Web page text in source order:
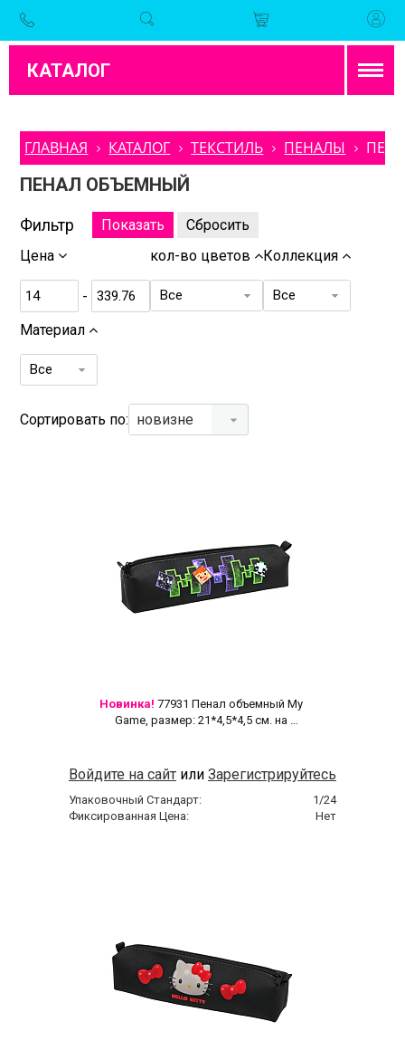
КАТАЛОГ
ГЛАВНАЯ КАТАЛОГ ТЕКСТИЛЬ ПЕНАЛЫ
ПЕНАЛ ОБЪЕМНЫЙ
Фильтр
Цена
-
кол-во цветов
Все
Коллекция
Все
Материал
Все
Сортировать по: новизне
Новинка! 77931 Пенал объемный My
Game, размер: 21*4,5*4,5 см. на
Войдите на сайт или Зарегистрируйтесь
Упаковочный Стандарт:
1/24
Фиксированная Цена:
Нет